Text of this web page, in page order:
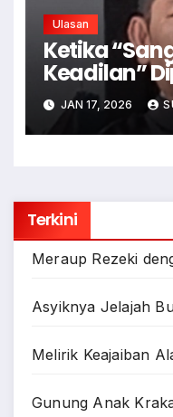
Ulasan
Ketika
Keadilan”
Adil,
Keadilan?
JAN 17, 2026
Terkini
Meraup Rezeki
Asyiknya Jelajah
Melirik Keajaiban
Gunung Anak